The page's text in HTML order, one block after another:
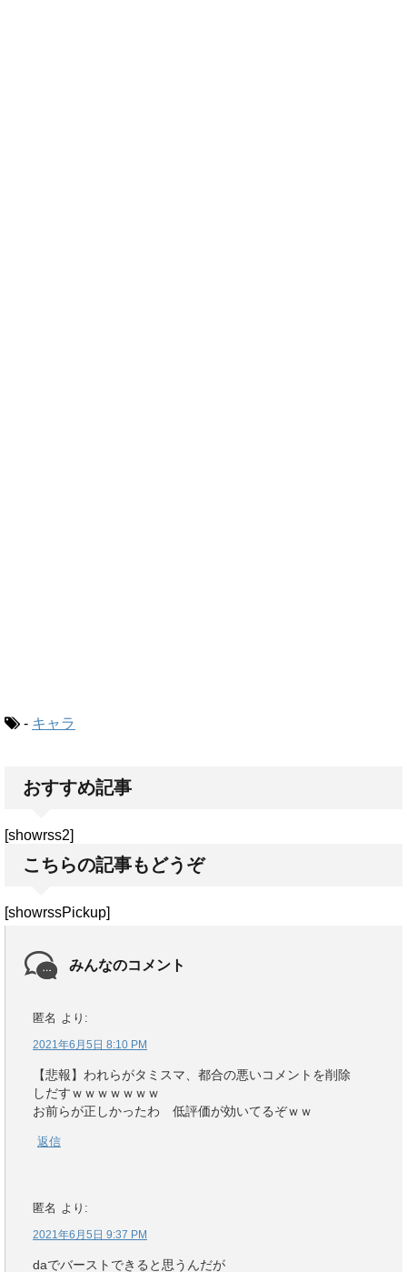
- キャラ
おすすめ記事
[showrss2]
こちらの記事もどうぞ
[showrssPickup]
みんなのコメント
匿名 より:
2021年6月5日 8:10 PM
【悲報】われらがタミスマ、都合の悪いコメントを削除
しだすｗｗｗｗｗｗｗ
お前らが正しかったわ 低評価が効いてるぞｗｗ
返信
匿名 より:
2021年6月5日 9:37 PM
daでバーストできると思うんだが